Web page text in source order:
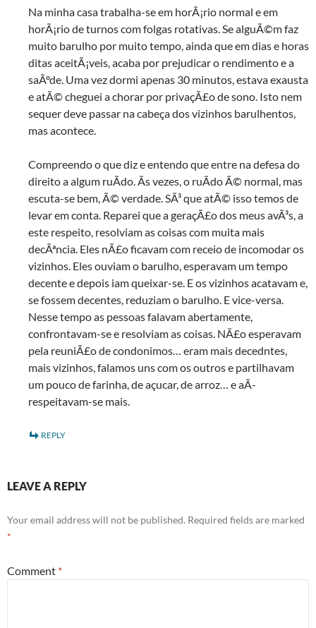
Na minha casa trabalha-se em horÃ¡rio normal e em
horÃ¡rio de turnos com folgas rotativas. Se alguÃ©m faz
muito barulho por muito tempo, ainda que em dias e horas
ditas aceitÃ¡veis, acaba por prejudicar o rendimento e a
saÃºde. Uma vez dormi apenas 30 minutos, estava exausta
e atÃ© cheguei a chorar por privaçÃ£o de sono. Isto nem
sequer deve passar na cabeça dos vizinhos barulhentos,
mas acontece.
Compreendo o que diz e entendo que entre na defesa do
direito a algum ruÃ­do. Ãs vezes, o ruÃ­do Ã© normal, mas
escuta-se bem, Ã© verdade. SÃ³ que atÃ© isso temos de
levar em conta. Reparei que a geraçÃ£o dos meus avÃ³s, a
este respeito, resolviam as coisas com muita mais
decÃªncia. Eles nÃ£o ficavam com receio de incomodar os
vizinhos. Eles ouviam o barulho, esperavam um tempo
decente e depois iam queixar-se. E os vizinhos acatavam e,
se fossem decentes, reduziam o barulho. E vice-versa.
Nesse tempo as pessoas falavam abertamente,
confrontavam-se e resolviam as coisas. NÃ£o esperavam
pela reuniÃ£o de condonimos… eram mais decedntes,
mais vizinhos, falamos uns com os outros e partilhavam
um pouco de farinha, de açucar, de arroz… e aÃ­
respeitavam-se mais.
REPLY
LEAVE A REPLY
Your email address will not be published. Required fields are marked
*
Comment *